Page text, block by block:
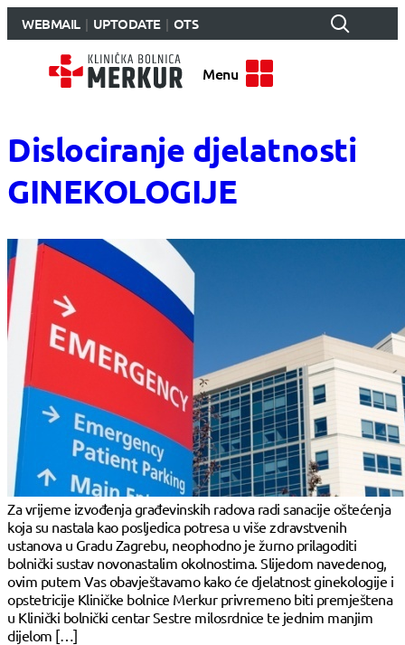
WEBMAIL UPTODATE OTS
Menu
Dislociranje djelatnosti
GINEKOLOGIJE
Za vrijeme izvođenja građevinskih radova radi sanacije oštećenja
koja su nastala kao posljedica potresa u više zdravstvenih
ustanova u Gradu Zagrebu, neophodno je žurno prilagoditi
bolnički sustav novonastalim okolnostima. Slijedom navedenog,
ovim putem Vas obavještavamo kako će djelatnost ginekologije i
opstetricije Kliničke bolnice Merkur privremeno biti premještena
u Klinički bolnički centar Sestre milosrdnice te jednim manjim
dijelom […]